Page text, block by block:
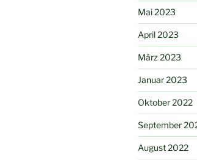
Mai 2023
April 2023
März 2023
Januar 2023
Oktober 2022
September
August 2022